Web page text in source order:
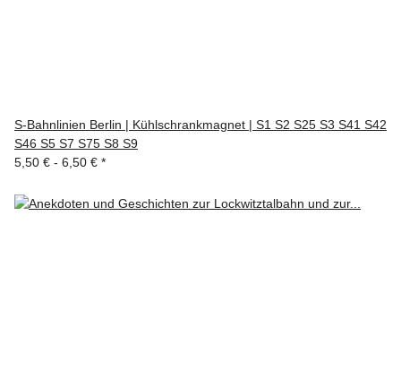
S-Bahnlinien Berlin | Kühlschrankmagnet | S1 S2 S25 S3 S41 S42
S46 S5 S7 S75 S8 S9
5,50 € - 6,50 € *